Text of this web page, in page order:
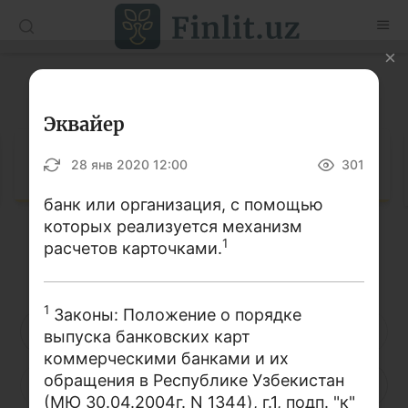
Рус
Статьи
Учебные материалы
Глоссарий
Книги по финансовой грамотности
Проекты
Интерактивные услуги
Фотогалерея
Глоссарий
Кириллица Латиница
А Б В Г
Ж З И Й К Л
Эквайер
28 янв 2020 12:00 301
банк или организация, с помощью
которых реализуется механизм
расчетов карточками.1
1 Законы: Положение о порядке
выпуска банковских карт
коммерческими банками и их
обращения в Республике Узбекистан
(МЮ 30.04.2004г. N 1344), г.1, подп. "к"